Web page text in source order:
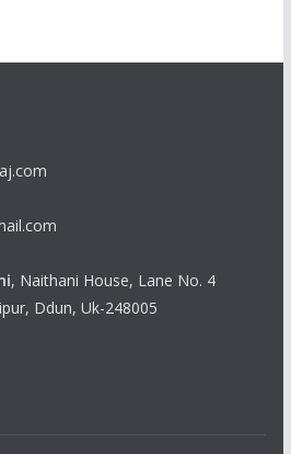
, Naithani House, Lane No. 4
Ddun, Uk-248005